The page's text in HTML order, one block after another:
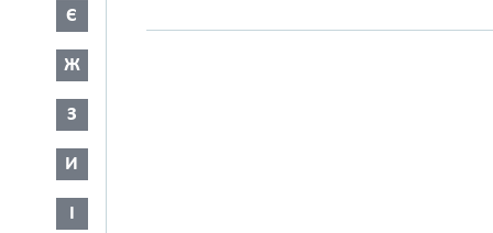
Є
Ж
З
И
І